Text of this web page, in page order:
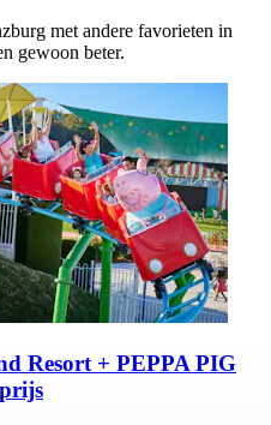
met andere favorieten in
gewoon beter.
Resort + PEPPA PIG